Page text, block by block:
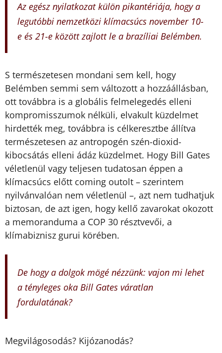
Az egész nyilatkozat külön pikantériája, hogy a
legutóbbi nemzetközi klímacsúcs november 10-
e és 21-e között zajlott le a brazíliai Belémben.
S természetesen mondani sem kell, hogy
Belémben semmi sem változott a hozzáállásban,
ott továbbra is a globális felmelegedés elleni
kompromisszumok nélküli, elvakult küzdelmet
hirdették meg, továbbra is célkeresztbe állítva
természetesen az antropogén szén-dioxid-
kibocsátás elleni ádáz küzdelmet. Hogy Bill Gates
véletlenül vagy teljesen tudatosan éppen a
klímacsúcs előtt coming outolt – szerintem
nyilvánvalóan nem véletlenül –, azt nem tudhatjuk
biztosan, de azt igen, hogy kellő zavarokat okozott
a memoranduma a COP 30 résztvevői, a
klímabiznisz gurui körében.
De hogy a dolgok mögé nézzünk: vajon mi lehet
a tényleges oka Bill Gates váratlan
fordulatának?
Megvilágosodás? Kijózanodás?